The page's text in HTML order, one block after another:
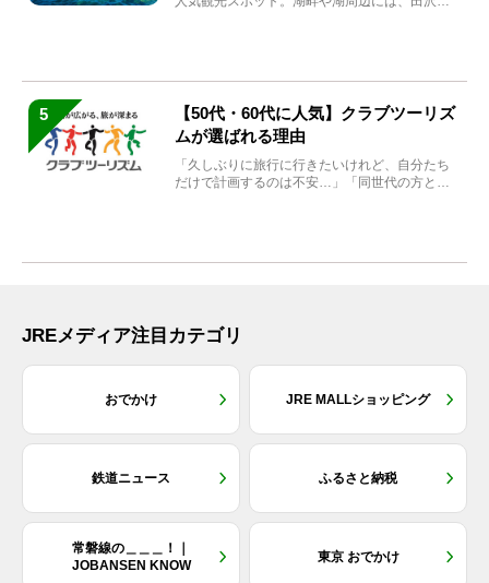
5
【50代・60代に人気】クラブツーリズ
ムが選ばれる理由
「久しぶりに旅行に行きたいけれど、自分たち
だけで計画するのは不安…」「同世代の方と気
JREメディア注目カテゴリ
おでかけ JRE MALLショッピング
鉄道ニュース ふるさと納税
常磐線の＿＿＿！｜
JOBANSEN KNOW
東京 おでかけ